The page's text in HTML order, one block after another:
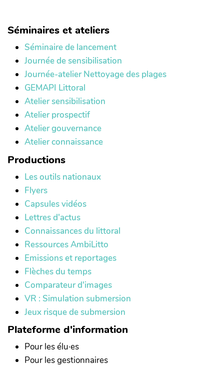
Séminaires et ateliers
Séminaire de lancement
Journée de sensibilisation
Journée-atelier Nettoyage des plages
GEMAPI Littoral
Atelier sensibilisation
Atelier prospectif
Atelier gouvernance
Atelier connaissance
Productions
Les outils nationaux
Flyers
Capsules vidéos
Lettres d'actus
Connaissances du littoral
Ressources AmbiLitto
Emissions et reportages
Flèches du temps
Comparateur d'images
VR : Simulation submersion
Jeux risque de submersion
Plateforme d'information
Pour les élu·es
Pour les gestionnaires